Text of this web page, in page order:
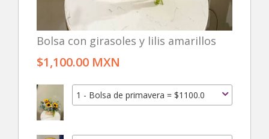
Bolsa con girasoles y lilis amarillos
$1,100.00 MXN
1 - Bolsa de primavera = $1100.0